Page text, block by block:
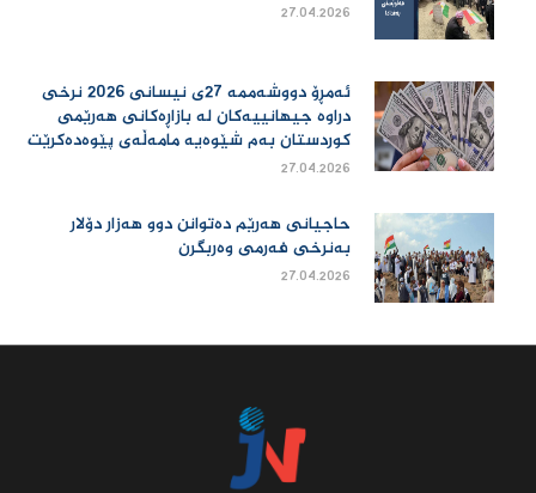
27.04.2026
ئەمڕۆ دووشەممە 27ی نیسانی 2026 نرخی
دراوە جیهانییەكان لە بازاڕەكانی هەرێمی
كوردستان بەم شێوەیە مامەڵەی پێوەدەكرێت
27.04.2026
حاجیانی هەرێم دەتوانن دوو هەزار دۆلار
بەنرخی فەرمی وەربگرن
27.04.2026